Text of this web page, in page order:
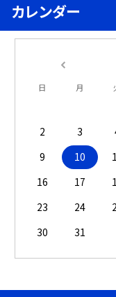
カレンダー
日 月
2
3
9
10
16
17
23
24
30
31